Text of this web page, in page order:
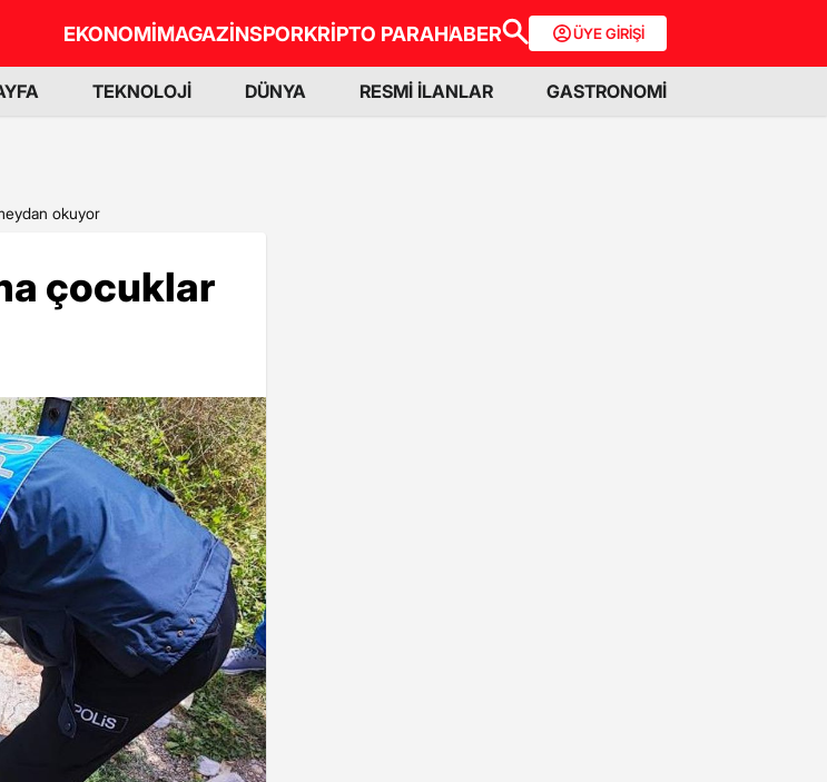
EKONOMİMAGAZİNSPORKRİPTO PARAHABER ÜYE GİRİŞİ
TEKNOLOJİ DÜNYA RESMİ İLANLAR GASTRONOMİ
okuyor
çocuklar